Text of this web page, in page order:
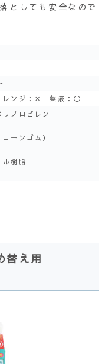
としても安全なので
レンジ：✕ 薬液：〇
プロピレン
ーンゴム）
ル樹脂
替え用